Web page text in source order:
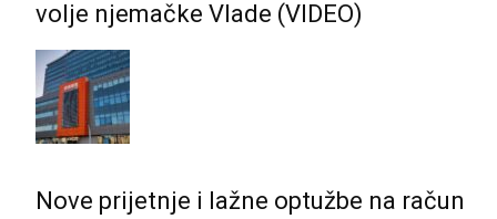
volje njemačke Vlade (VIDEO)
Nove prijetnje i lažne optužbe na račun